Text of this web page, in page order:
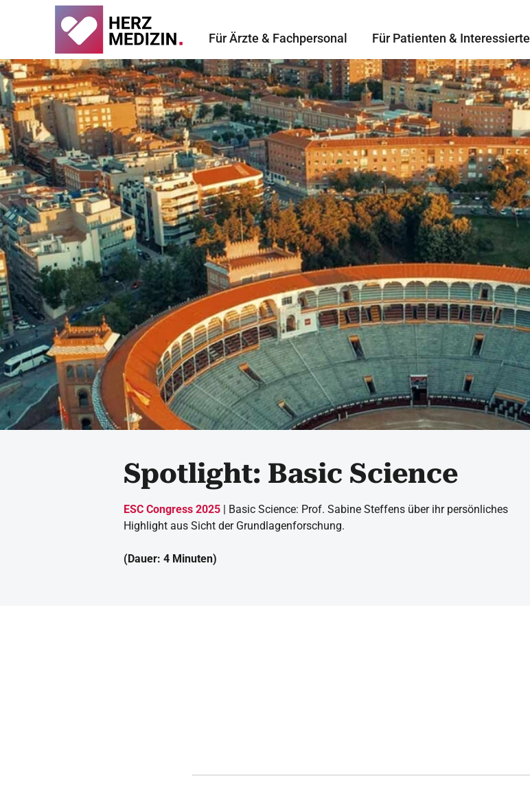
Für Ärzte & Fachpersonal Für Patienten & Interessierte
Spotlight: Basic Science
ESC Congress 2025 | Basic Science: Prof. Sabine Steffens über ihr persönliches
Highlight aus Sicht der Grundlagenforschung.
(Dauer: 4 Minuten)